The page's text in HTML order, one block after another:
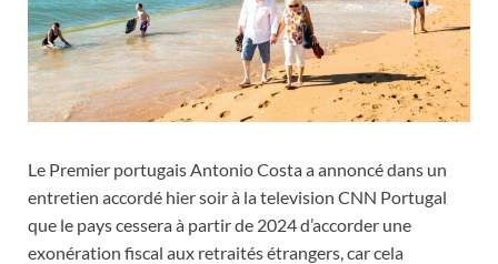
Le Premier portugais Antonio Costa a annoncé dans un
entretien accordé hier soir à la television CNN Portugal
que le pays cessera à partir de 2024 d’accorder une
exonération fiscal aux retraités étrangers, car cela